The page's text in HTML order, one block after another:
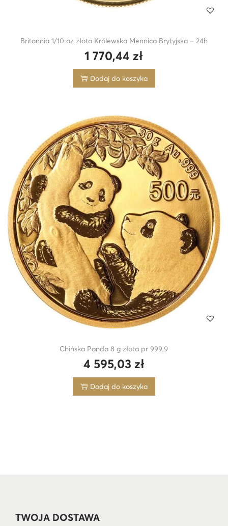
Britannia 1/10 oz złota Królewska Mennica Brytyjska – 24h
1 770,44zł
Dodaj do koszyka
Chińska Panda 8 g złota pr 999,9
4 595,03 zł
Dodaj do koszyka
TWOJA DOSTAWA